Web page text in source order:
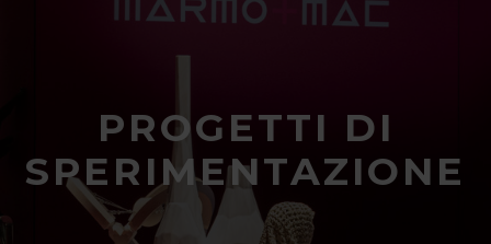
PROGETTI DI
SPERIMENTAZIONE